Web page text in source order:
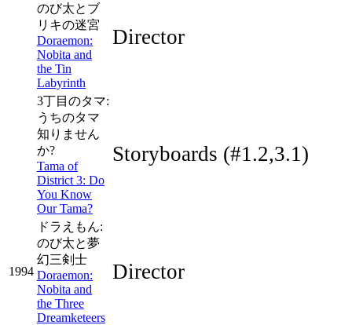
のび太とブ
リキの迷宮
Doraemon:
Nobita and
the Tin
Labyrinth
Director
3丁目のタマ:
うちのタマ
知りません
か?
Tama of
District 3: Do
You Know
Our Tama?
Storyboards (#1.2,3.1)
1994
ドラえもん:
のび太と夢
幻三剣士
Doraemon:
Nobita and
the Three
Dreamketeers
Director